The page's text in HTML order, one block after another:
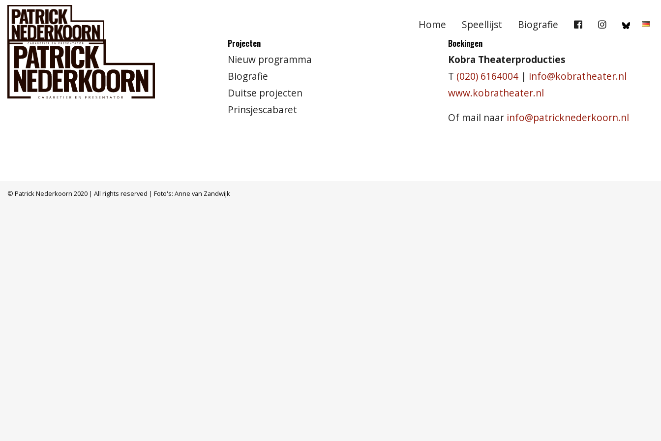
Home Speellijst Biografie
Projecten
Nieuw programma
Biografie
Duitse projecten
Prinsjescabaret
Boekingen
Kobra Theaterproducties
T (020) 6164004| info@kobratheater.nl
www.kobratheater.nl
Of mail naar info@patricknederkoorn.nl
© Patrick Nederkoorn 2020 | All rights reserved | Foto's: Anne van Zandwijk